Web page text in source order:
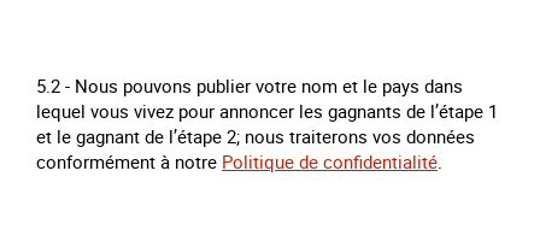
5.2 - Nous pouvons publier votre nom et le pays dans
lequel vous vivez pour annoncer les gagnants de l’étape 1
et le gagnant de l’étape 2; nous traiterons vos données
conformément à notre Politique de confidentialité.